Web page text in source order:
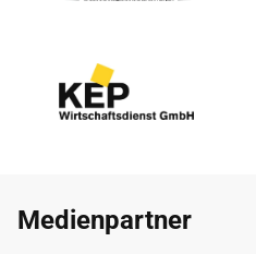
Medienpartner